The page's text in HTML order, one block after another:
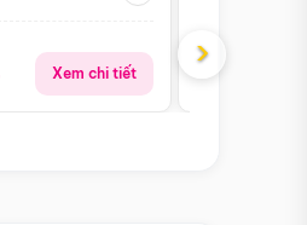
Xem chi tiết
Giá từ:
›